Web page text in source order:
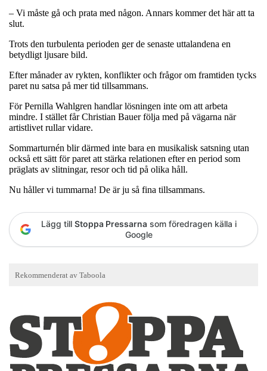
– Vi måste gå och prata med någon. Annars kommer det här att ta
slut.
Trots den turbulenta perioden ger de senaste uttalandena en
betydligt ljusare bild.
Efter månader av rykten, konflikter och frågor om framtiden tycks
paret nu satsa på mer tid tillsammans.
För Pernilla Wahlgren handlar lösningen inte om att arbeta
mindre. I stället får Christian Bauer följa med på vägarna när
artistlivet rullar vidare.
Sommarturnén blir därmed inte bara en musikalisk satsning utan
också ett sätt för paret att stärka relationen efter en period som
präglats av slitningar, resor och tid på olika håll.
Nu håller vi tummarna! De är ju så fina tillsammans.
Lägg till Stoppa Pressarna som föredragen källa i
Google